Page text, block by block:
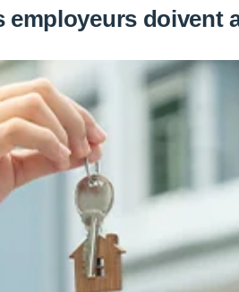
employeurs doivent